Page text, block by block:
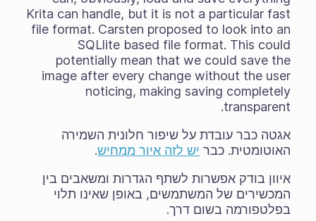
Krita can handle, but it is not a particular fast
file format. Carsten proposed to look into an
SQLlite based file format. This could
potentially mean that we could save the
image after every change without the user
noticing, making saving completely
transparent.
אגטה כבר עובדת על שיפור חלונית השמירה
האוטומטית. כבר יש לזה איור ממחיש.
איוון בודק אפשרות לשתף הגדרות ומשאבים בין
המכשירים של המשתמשים, באופן שאינו תלוי
בפלטפורמה בשום דרך.